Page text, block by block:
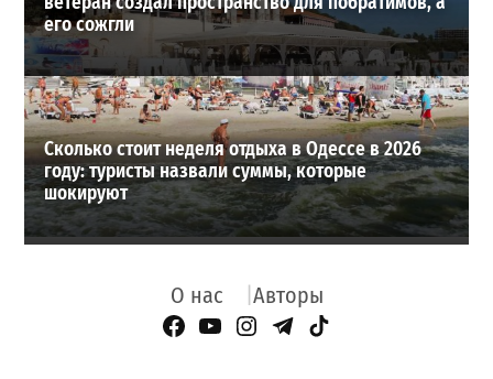
его сожгли
Сколько стоит неделя отдыха в Одессе в 2026
году: туристы назвали суммы, которые
шокируют
О нас Авторы
Facebook Page
YouTube
Instagram
Telegram
TikTok